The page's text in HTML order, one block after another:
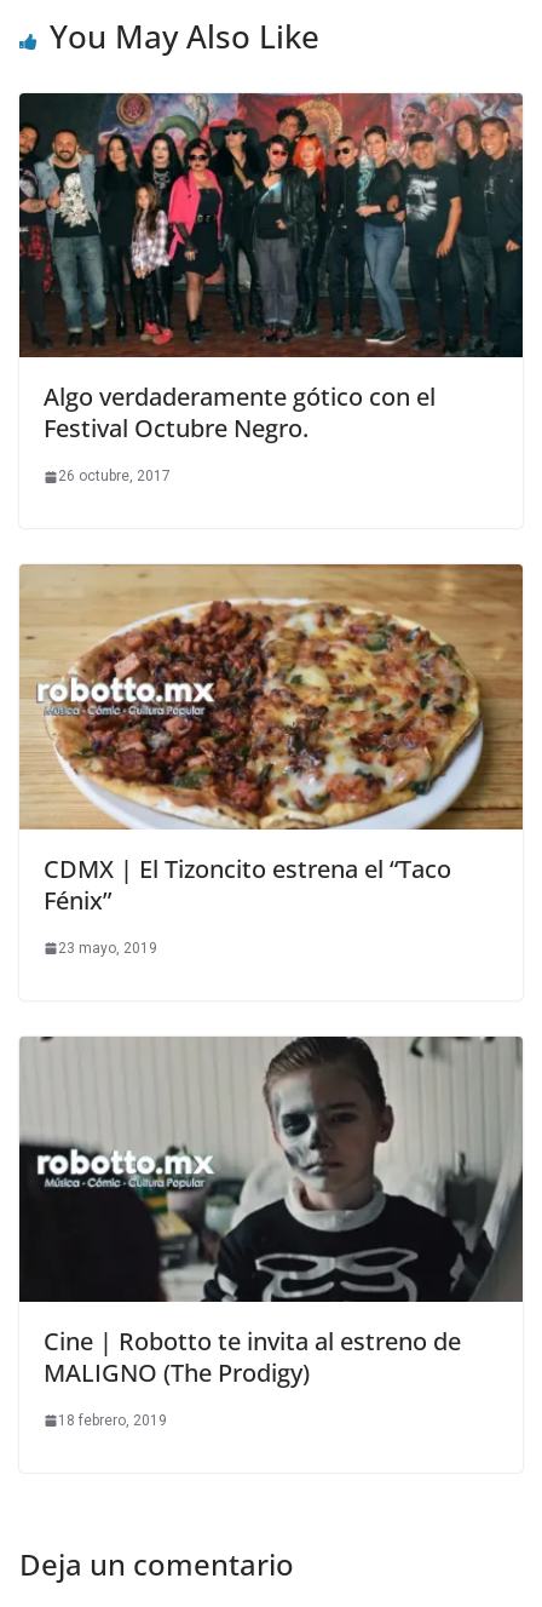
You May Also Like
Algo verdaderamente gótico con el
Festival Octubre Negro.
26 octubre, 2017
CDMX | El Tizoncito estrena el “Taco
Fénix”
23 mayo, 2019
Cine | Robotto te invita al estreno de
MALIGNO (The Prodigy)
18 febrero, 2019
Deja un comentario